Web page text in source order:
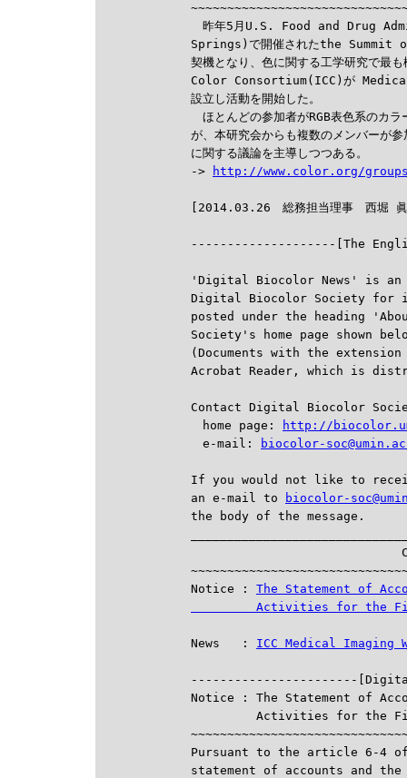
昨年5月U.S. Food and Drug
Springs)で開催されたthe
契機となり、色に関する工学研究
Color Consortium(ICC)が
設立し活動を開始した。
ほとんどの参加者がRGB表色系のカ
が、本研究会からも複数のメンバーが
に関する議論を主導しつつある。
->
http://www.color.org/
--------------------[The
'Digital Biocolor News' is an
Digital Biocolor Society for
posted under the heading
Society's home page shown
(Documents with the
Acrobat Reader, which is
Contact Digital Biocolor
home page:
http://
e-mail:
biocolor-
If you would not like to
an e-mail to
biocolor-
the body of the message.
Notice : The Statement of
Activities for the
News   : ICC Medical
-----------------------
Notice : The Statement of
Activities for the
Pursuant to the article 6-4
statement of accounts and